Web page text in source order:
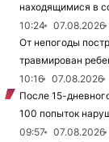
находящимися в
10:24
07.08.2026
От непогоды
травмирован
10:16
07.08.2026
После 15-
100 попыток
09:57
07.08.2026